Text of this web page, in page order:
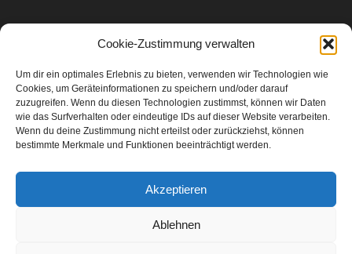
Cookie-Zustimmung verwalten
Um dir ein optimales Erlebnis zu bieten, verwenden wir Technologien wie
Cookies, um Geräteinformationen zu speichern und/oder darauf
zuzugreifen. Wenn du diesen Technologien zustimmst, können wir Daten
wie das Surfverhalten oder eindeutige IDs auf dieser Website verarbeiten.
Wenn du deine Zustimmung nicht erteilst oder zurückziehst, können
bestimmte Merkmale und Funktionen beeinträchtigt werden.
Akzeptieren
Ablehnen
Events & Success 3004
Breaking News 2067
Aktuelles
Featured Article
Karriere 567